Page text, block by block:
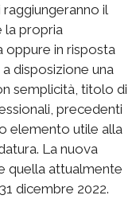
raggiungeranno il
la propria
oppure in risposta
disposizione una
semplicità, titolo di
precedenti
elemento utile alla
La nuova
quella attualmente
dicembre 2022.